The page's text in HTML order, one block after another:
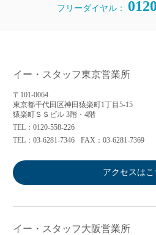
フリーダイヤル：
イー・スタッフ東京営業所
〒101-0064
東京都千代田区神田猿楽町1丁目5-15
猿楽町ＳＳビル 3階・4階
TEL：0120-558-226
TEL：03-6281-7346
FAX：03-6281-7369
アクセスはこ
イー・スタッフ大阪営業所